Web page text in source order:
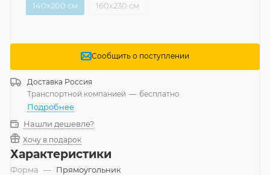
140x200 см
160x230 см
Сообщить о поступлении
Доставка Россия
Транспортной компанией — бесплатно
Подробнее
Нашли дешевле?
Хочу в подарок
Характеристики
Форма — Прямоугольник